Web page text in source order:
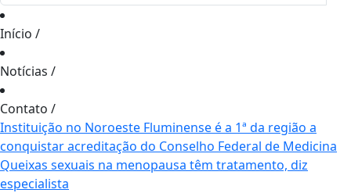
Início /
Notícias /
Contato /
Instituição no Noroeste Fluminense é a 1ª da região a
conquistar acreditação do Conselho Federal de Medicina
Queixas sexuais na menopausa têm tratamento, diz
especialista